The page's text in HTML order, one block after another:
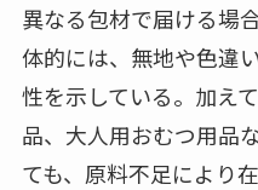
異なる包材で届ける場
体的には、無地や色違
性を示している。加え
品、大人用おむつ用品
ても、原料不足により